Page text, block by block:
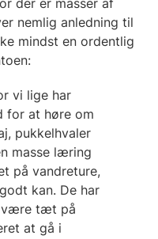
nemlig anledning til
mindst en ordentlig
vi lige har
for at høre om
pukkelhvaler
masse læring
på vandreture,
kan. De har
være tæt på
at gå i